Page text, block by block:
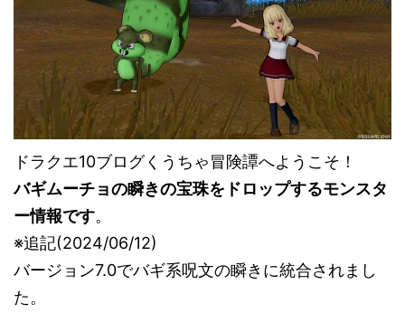
ドラクエ10ブログくうちゃ冒険譚へようこそ！
バギムーチョの瞬きの宝珠をドロップするモンスタ
ー情報です。
※追記(2024/06/12)
バージョン7.0でバギ系呪文の瞬きに統合されまし
た。